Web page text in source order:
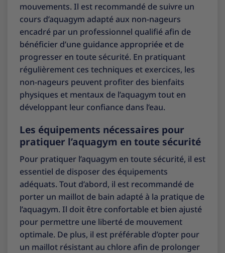
mouvements. Il est recommandé de suivre un
cours d’aquagym adapté aux non-nageurs
encadré par un professionnel qualifié afin de
bénéficier d’une guidance appropriée et de
progresser en toute sécurité. En pratiquant
régulièrement ces techniques et exercices, les
non-nageurs peuvent profiter des bienfaits
physiques et mentaux de l’aquagym tout en
développant leur confiance dans l’eau.
Les équipements nécessaires pour
pratiquer l’aquagym en toute sécurité
Pour pratiquer l’aquagym en toute sécurité, il est
essentiel de disposer des équipements
adéquats. Tout d’abord, il est recommandé de
porter un maillot de bain adapté à la pratique de
l’aquagym. Il doit être confortable et bien ajusté
pour permettre une liberté de mouvement
optimale. De plus, il est préférable d’opter pour
un maillot résistant au chlore afin de prolonger